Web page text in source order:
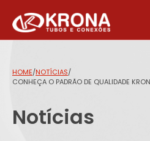
HOME/NOTÍCIAS/
CONHEÇA O PADRÃO DE QUALIDADE
Notícias